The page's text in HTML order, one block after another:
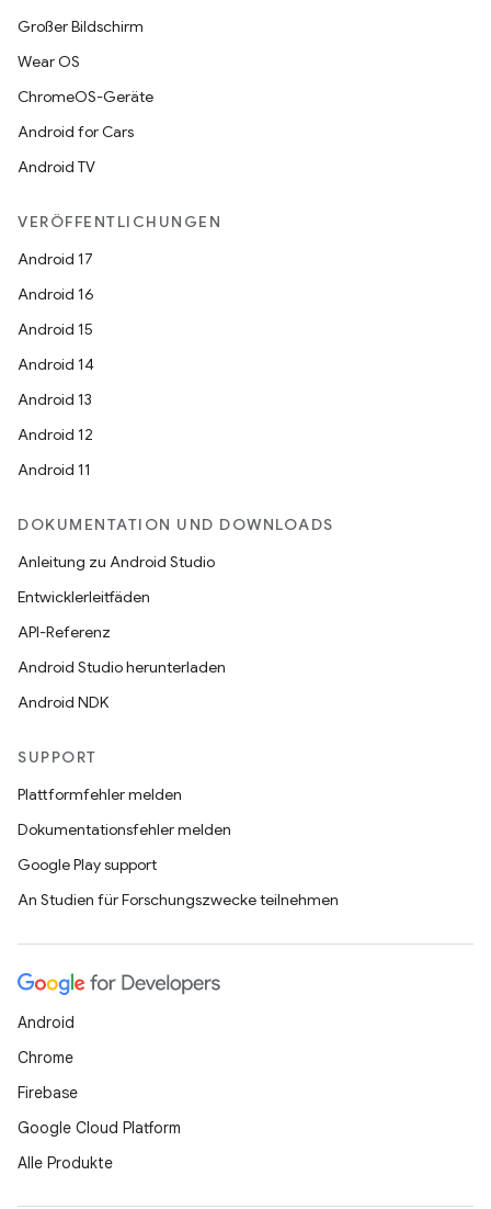
Großer Bildschirm
Wear OS
ChromeOS-Geräte
Android for Cars
Android TV
VERÖFFENTLICHUNGEN
Android 17
Android 16
Android 15
Android 14
Android 13
Android 12
Android 11
DOKUMENTATION UND DOWNLOADS
Anleitung zu Android Studio
Entwicklerleitfäden
API-Referenz
Android Studio herunterladen
Android NDK
SUPPORT
Plattformfehler melden
Dokumentationsfehler melden
Google Play support
An Studien für Forschungszwecke teilnehmen
Android
Chrome
Firebase
Google Cloud Platform
Alle Produkte